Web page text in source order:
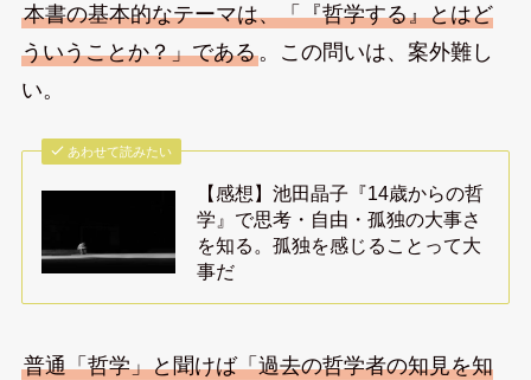
本書の基本的なテーマは、「『哲学する』とはど
ういうことか？」である。この問いは、案外難し
い。
あわせて読みたい
【感想】池田晶子『14歳からの哲
学』で思考・自由・孤独の大事さ
を知る。孤独を感じることって大
事だ
普通「哲学」と聞けば「過去の哲学者の知見を知